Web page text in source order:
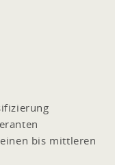
bis mittleren